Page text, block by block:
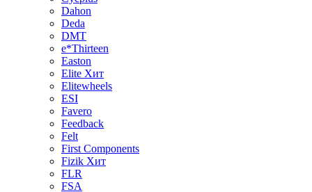
Dahon
Deda
DMT
e*Thirteen
Easton
Elite Хит
Elitewheels
ESI
Favero
Feedback
Felt
First Components
Fizik Хит
FLR
FSA